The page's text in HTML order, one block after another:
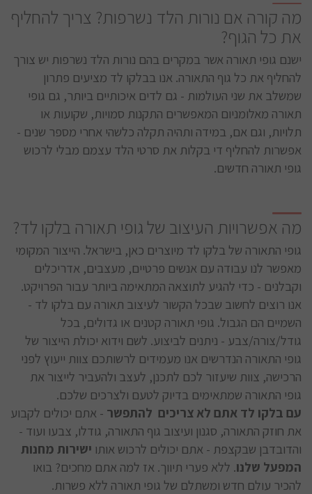
מה קורה אם נורות הלד נשרפות? צריך להחליף
את כל הגוף?
ישנם גופי תאורה אשר במקרים בהם נורות הלד נשרפות יש צורך
להחליף את כל גוף התאורה. אנו בבלקו לד מציעים פתרון
שמשלב את שני העולמות - גם לדים איכותיים ביותר, גם גופי
תאורה מאלומניום המאפשרים התקנות סמויות, שקועות או
תלויות, וגם אם, במידה ותהיה תקלה כלשהי אחרי מספר שנים -
אפשרות להחליף די בקלות את סרטי הלד עצמם מבלי לרכוש
גופי תאורה חדשים.
מה אפשרויות העיצוב של גופי תאורה בלקו לד?
גופי התאורה של בלקו לד מיוצרים כאן, בישראל. הייצור המקומי
מאפשר לנו עבודה עם אנשים פרטיים, מעצבים, אדריכלים
וקבלנים - כדי להגיע לתוצאה המתאימה ביותר עבור הפרויקט.
אנו רוצים לחשוב שבכל הקשור לעיצוב תאורה עם בלקו לד -
השמיים הם הגבול. גופי תאורה קטנים או גדולים, בכל
גודל/צורה/צבע - ניתנים לביצוע. לשם וידוא יכולת הייצור של
גופי התאורה הנדרשים אנו מעמידים לרשותכם צוות ייעוץ לפני
הרכישה, צוות שיעזור לכם לתכנן, לעצב ולהעביר לייצור את
גופי התאורה שמתאימים בדיוק לטעם ולצרכים שלכם.
עם בלקו לד אתם לא צריכים להתפשר - אתם יכולים לקבוע
את חוזק התאורה, סגנון ועיצוב גוף התאורה, גודלו, צבעו ועוד -
והדובדבן שבקצפת - אתם יכולים לרכוש אותו ישירות מחנות
המפעל שלנו. ללא פערי תיווך. אז למה אתם מחכים? בואו
להכיר עולם חדש ומשתלם של גופי תאורה ללא פשרות.